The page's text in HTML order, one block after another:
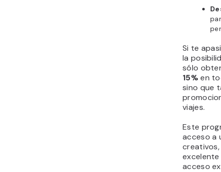
Si te
la
sólo
15%en
sino que
viajes.
Este
acceso a
acceso